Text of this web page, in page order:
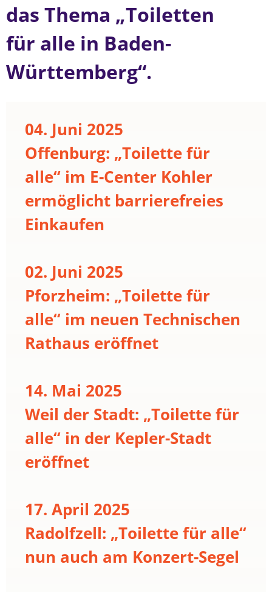
das Thema „Toiletten
für alle in Baden-
Württemberg“.
04. Juni 2025
Offenburg: „Toilette für
alle“ im E-Center Kohler
ermöglicht barrierefreies
Einkaufen
02. Juni 2025
Pforzheim: „Toilette für
alle“ im neuen Technischen
Rathaus eröffnet
14. Mai 2025
Weil der Stadt: „Toilette für
alle“ in der Kepler-Stadt
eröffnet
17. April 2025
Radolfzell: „Toilette für alle“
nun auch am Konzert-Segel